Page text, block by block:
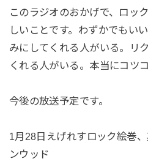
このラジオのおかげで、ロッ
しいことです。わずかでもい
みにしてくれる人がいる。リ
くれる人がいる。本当にコツ
今後の放送予定です。
1月28日えげれすロック絵巻
ンウッド